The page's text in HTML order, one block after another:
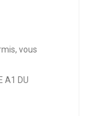
vous
A1 DU